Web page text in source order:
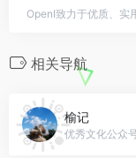
OpenI致力于优质、实
相关导航
榆记